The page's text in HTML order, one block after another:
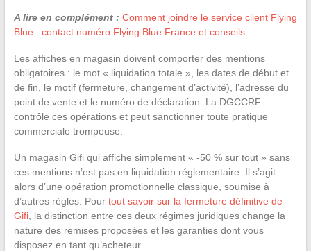
A lire en complément : Comment joindre le service client Flying
Blue : contact numéro Flying Blue France et conseils
Les affiches en magasin doivent comporter des mentions
obligatoires : le mot « liquidation totale », les dates de début et
de fin, le motif (fermeture, changement d’activité), l’adresse du
point de vente et le numéro de déclaration. La DGCCRF
contrôle ces opérations et peut sanctionner toute pratique
commerciale trompeuse.
Un magasin Gifi qui affiche simplement « -50 % sur tout » sans
ces mentions n’est pas en liquidation réglementaire. Il s’agit
alors d’une opération promotionnelle classique, soumise à
d’autres règles. Pour tout savoir sur la fermeture définitive de
Gifi, la distinction entre ces deux régimes juridiques change la
nature des remises proposées et les garanties dont vous
disposez en tant qu’acheteur.